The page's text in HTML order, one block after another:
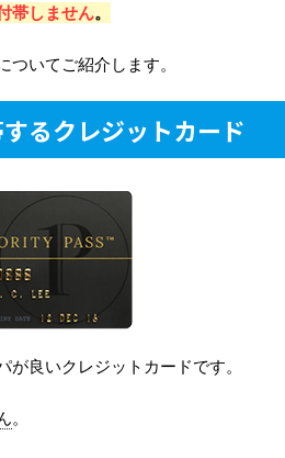
帯しません。
いてご紹介します。
るクレジットカード
良いクレジットカードです。
。